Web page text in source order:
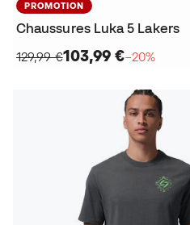
PROMOTION
Chaussures Luka 5 Lakers
129,99 €103,99 €−20%